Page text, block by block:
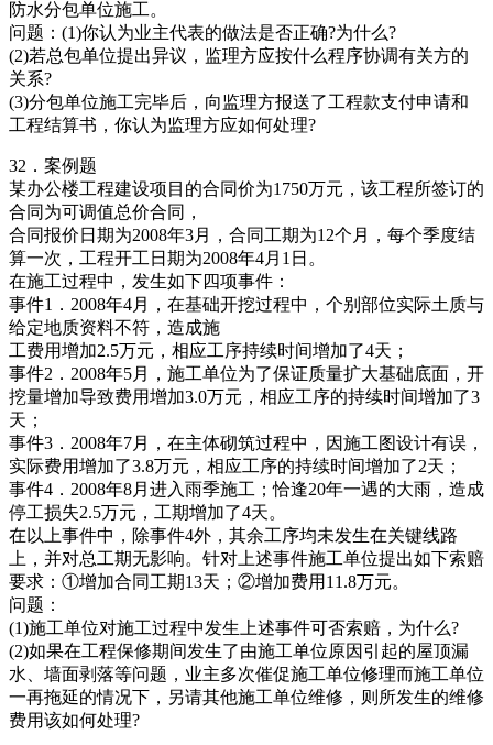
防水分包单位施工。
问题：(1)你认为业主代表的做法是否正确?为什么?
(2)若总包单位提出异议，监理方应按什么程序协调有关方的
关系?
(3)分包单位施工完毕后，向监理方报送了工程款支付申请和
工程结算书，你认为监理方应如何处理?
32．案例题
某办公楼工程建设项目的合同价为1750万元，该工程所签订的
合同为可调值总价合同，
合同报价日期为2008年3月，合同工期为12个月，每个季度结
算一次，工程开工日期为2008年4月1日。
在施工过程中，发生如下四项事件：
事件1．2008年4月，在基础开挖过程中，个别部位实际土质与
给定地质资料不符，造成施
工费用增加2.5万元，相应工序持续时间增加了4天；
事件2．2008年5月，施工单位为了保证质量扩大基础底面，开
挖量增加导致费用增加3.0万元，相应工序的持续时间增加了3
天；
事件3．2008年7月，在主体砌筑过程中，因施工图设计有误，
实际费用增加了3.8万元，相应工序的持续时间增加了2天；
事件4．2008年8月进入雨季施工；恰逢20年一遇的大雨，造成
停工损失2.5万元，工期增加了4天。
在以上事件中，除事件4外，其余工序均未发生在关键线路
上，并对总工期无影响。针对上述事件施工单位提出如下索赔
要求：①增加合同工期13天；②增加费用11.8万元。
问题：
(1)施工单位对施工过程中发生上述事件可否索赔，为什么?
(2)如果在工程保修期间发生了由施工单位原因引起的屋顶漏
水、墙面剥落等问题，业主多次催促施工单位修理而施工单位
一再拖延的情况下，另请其他施工单位维修，则所发生的维修
费用该如何处理?